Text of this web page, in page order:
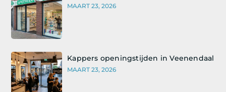
MAART 23, 2026
Kappers openingstijden in Veenendaal
MAART 23, 2026